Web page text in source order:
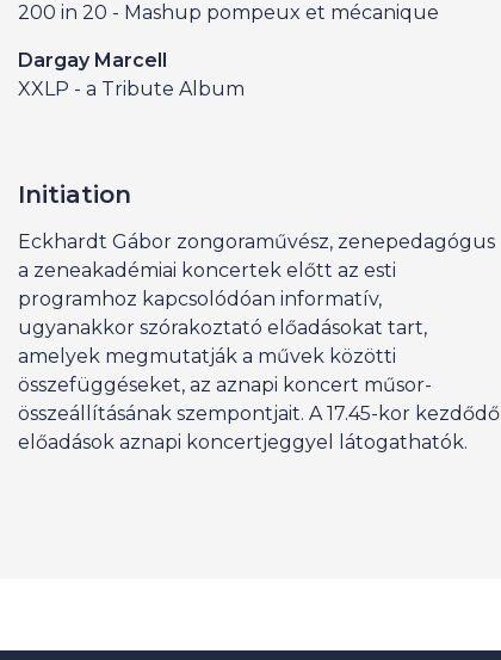
200 in 20 - Mashup pompeux et mécanique
Dargay Marcell
XXLP - a Tribute Album
Initiation
Eckhardt Gábor zongoraművész, zenepedagógus
a zeneakadémiai koncertek előtt az esti
programhoz kapcsolódóan informatív,
ugyanakkor szórakoztató előadásokat tart,
amelyek megmutatják a művek közötti
összefüggéseket, az aznapi koncert műsor-
összeállításának szempontjait. A 17.45-kor kezdődő
előadások aznapi koncertjeggyel látogathatók.